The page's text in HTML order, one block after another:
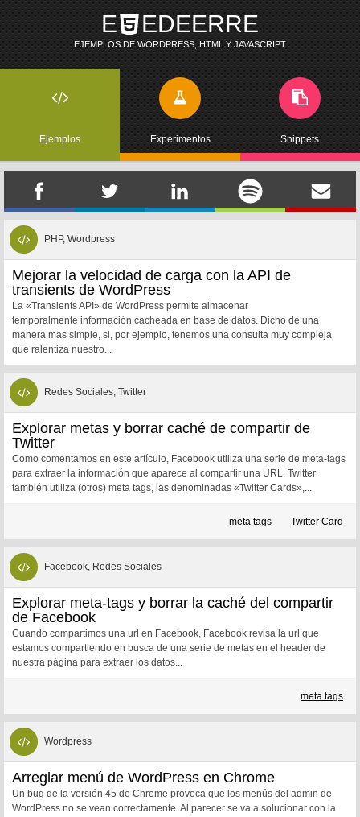
E EDEERRE
EJEMPLOS DE WORDPRESS, HTML Y JAVASCRIPT
Ejemplos Experimentos Snippets
PHP, Wordpress
Mejorar la velocidad de carga con la API de
transients de WordPress
La «Transients API» de WordPress permite almacenar
temporalmente información cacheada en base de datos. Dicho de una
manera mas simple, si, por ejemplo, tenemos una consulta muy compleja
que ralentiza nuestro...
Redes Sociales, Twitter
Explorar metas y borrar caché de compartir de
Twitter
Como comentamos en este artículo, Facebook utiliza una serie de meta-tags
para extraer la información que aparece al compartir una URL. Twitter
también utiliza (otros) meta tags, las denominadas «Twitter Cards»,...
meta tags Twitter Card
Facebook, Redes Sociales
Explorar meta-tags y borrar la caché del compartir
de Facebook
Cuando compartimos una url en Facebook, Facebook revisa la url que
estamos compartiendo en busca de una serie de metas en el header de
nuestra página para extraer los datos...
meta tags
Wordpress
Arreglar menú de WordPress en Chrome
Un bug de la versión 45 de Chrome provoca que los menús del admin de
WordPress no se vean correctamente. Al parecer se va a solucionar con la